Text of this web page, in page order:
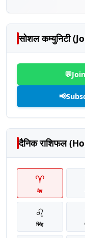
सोशल कम्युनिटी
💬
📢
दैनिक राशिफल
♈
मेष
♌
सिंह